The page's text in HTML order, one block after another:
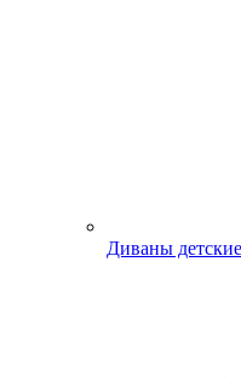
Диваны детские